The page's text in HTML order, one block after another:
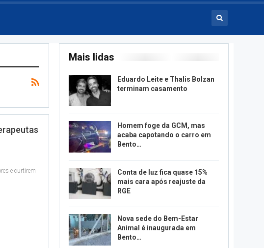
e curtirem
Mais lidas
Eduardo Leite e Thalis Bolzan
terminam casamento
Homem foge da GCM, mas
acaba capotando o carro em
Bento…
Conta de luz fica quase 15%
mais cara após reajuste da
RGE
Nova sede do Bem-Estar
Animal é inaugurada em
Bento…